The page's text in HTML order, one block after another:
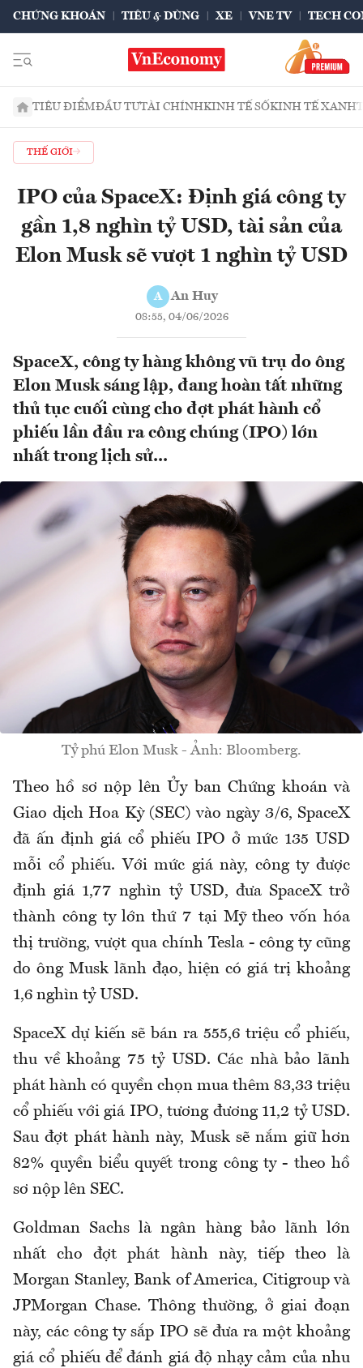
CHỨNG KHOÁN TIÊU & DÙNG XE VNE TV TECH
TIÊU ĐIỂMĐẦU TƯTÀI CHÍNHKINH TẾ SỐKINH TẾ XANH
THẾ GIỚI
IPO của SpaceX: Định giá công ty
gần 1,8 nghìn tỷ USD, tài sản của
Elon Musk sẽ vượt 1 nghìn tỷ USD
A An Huy
08:55, 04/06/2026
SpaceX, công ty hàng không vũ trụ do ông
Elon Musk sáng lập, đang hoàn tất những
thủ tục cuối cùng cho đợt phát hành cổ
phiếu lần đầu ra công chúng (IPO) lớn
nhất trong lịch sử...
Tỷ phú Elon Musk - Ảnh: Bloomberg.
Theo hồ sơ nộp lên Ủy ban Chứng khoán và
Giao dịch Hoa Kỳ (SEC) vào ngày 3/6, SpaceX
đã ấn định giá cổ phiếu IPO ở mức 135 USD
mỗi cổ phiếu. Với mức giá này, công ty được
định giá 1,77 nghìn tỷ USD, đưa SpaceX trở
thành công ty lớn thứ 7 tại Mỹ theo vốn hóa
thị trường, vượt qua chính Tesla - công ty cũng
do ông Musk lãnh đạo, hiện có giá trị khoảng
1,6 nghìn tỷ USD.
SpaceX dự kiến sẽ bán ra 555,6 triệu cổ phiếu,
thu về khoảng 75 tỷ USD. Các nhà bảo lãnh
phát hành có quyền chọn mua thêm 83,33 triệu
cổ phiếu với giá IPO, tương đương 11,2 tỷ USD.
Sau đợt phát hành này, Musk sẽ nắm giữ hơn
82% quyền biểu quyết trong công ty - theo hồ
sơ nộp lên SEC.
Goldman Sachs là ngân hàng bảo lãnh lớn
nhất cho đợt phát hành này, tiếp theo là
Morgan Stanley, Bank of America, Citigroup và
JPMorgan Chase. Thông thường, ở giai đoạn
này, các công ty sắp IPO sẽ đưa ra một khoảng
giá cổ phiếu để đánh giá độ nhạy cảm của nhu